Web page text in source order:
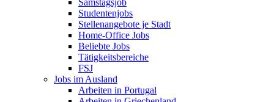
Samstagsjob
Studentenjobs
Stellenangebote je Stadt
Home-Office Jobs
Beliebte Jobs
Tätigkeitsbereiche
FSJ
Jobs im Ausland
Arbeiten in Portugal